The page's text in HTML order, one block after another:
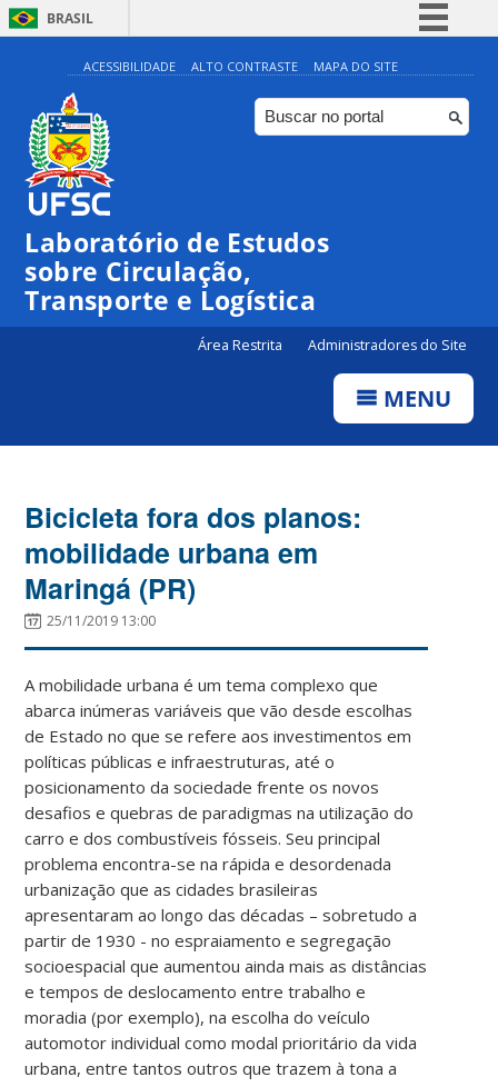
BRASIL
Simplifique!
Comunica BR
Participe
ACESSIBILIDADE ALTO CONTRASTE MAPA DO SITE
Laboratório de Estudos
sobre Circulação,
Transporte e Logística
Área Restrita Administradores do Site
MENU
Bicicleta fora dos planos:
mobilidade urbana em
Maringá (PR)
25/11/2019 13:00
A mobilidade urbana é um tema complexo que
abarca inúmeras variáveis que vão desde escolhas
de Estado no que se refere aos investimentos em
políticas públicas e infraestruturas, até o
posicionamento da sociedade frente os novos
desafios e quebras de paradigmas na utilização do
carro e dos combustíveis fósseis. Seu principal
problema encontra-se na rápida e desordenada
urbanização que as cidades brasileiras
apresentaram ao longo das décadas – sobretudo a
partir de 1930 - no espraiamento e segregação
socioespacial que aumentou ainda mais as distâncias
e tempos de deslocamento entre trabalho e
moradia (por exemplo), na escolha do veículo
automotor individual como modal prioritário da vida
urbana, entre tantos outros que trazem à tona a